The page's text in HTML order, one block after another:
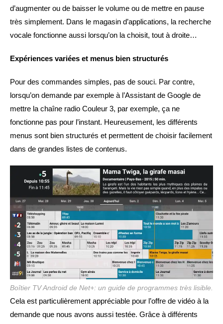
d’augmenter ou de baisser le volume ou de mettre en pause
très simplement. Dans le magasin d’applications, la recherche
vocale fonctionne aussi lorsqu’on la choisit, tout à droite…
Expériences variées et menus bien structurés
Pour des commandes simples, pas de souci. Par contre,
lorsqu’on demande par exemple à l’Assistant de Google de
mettre la chaîne radio Couleur 3, par exemple, ça ne
fonctionne pas pour l’instant. Heureusement, les différents
menus sont bien structurés et permettent de choisir facilement
dans de grandes listes de contenus.
Boîtier TV Android de Net+: un guide de programmes très lisible.
Cela est particulièrement appréciable pour l’offre de vidéo à la
demande que nous avons aussi testée. Grâce à différents